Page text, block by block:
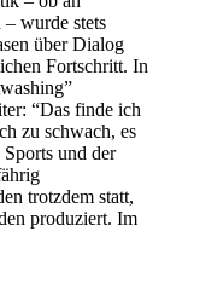
wurde stets
über Dialog
Fortschritt. In
“Das finde ich
zu schwach, es
und der
trotzdem statt,
produziert. Im